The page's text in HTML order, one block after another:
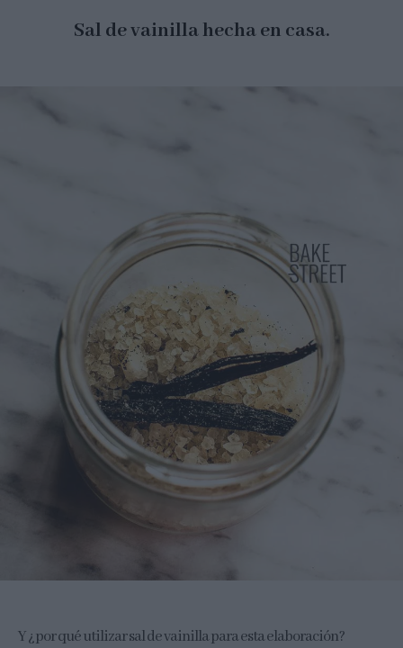
Sal de vainilla hecha en casa.
Y ¿por qué utilizar sal de vainilla para esta elaboración?